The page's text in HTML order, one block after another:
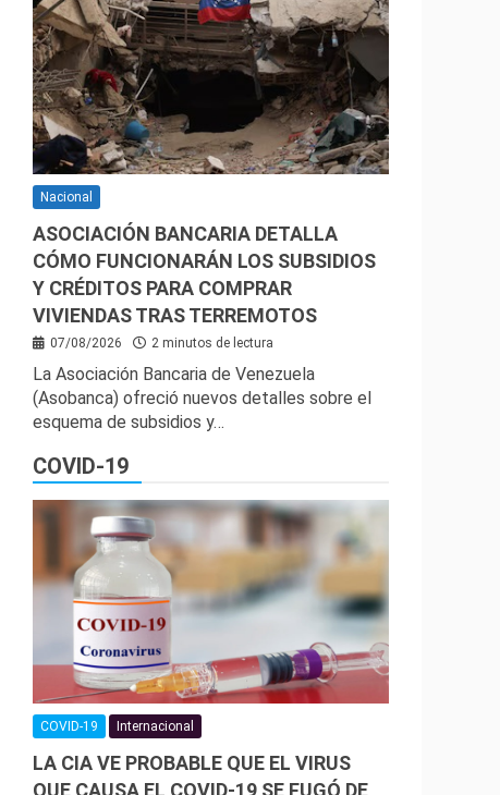
Nacional
ASOCIACIÓN BANCARIA DETALLA
CÓMO FUNCIONARÁN LOS SUBSIDIOS
Y CRÉDITOS PARA COMPRAR
VIVIENDAS TRAS TERREMOTOS
07/08/2026 2 minutos de lectura
La Asociación Bancaria de Venezuela
(Asobanca) ofreció nuevos detalles sobre el
esquema de subsidios y…
COVID-19
COVID-19 Internacional
LA CIA VE PROBABLE QUE EL VIRUS